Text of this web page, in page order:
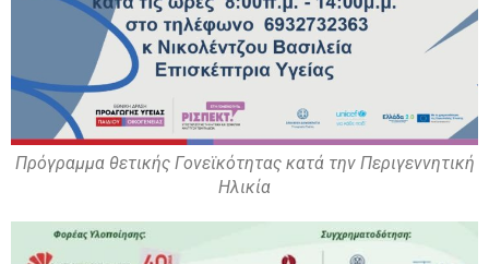
Πρόγραμμα θετικής Γονεϊκότητας κατά την Περιγεννητική
Ηλικία